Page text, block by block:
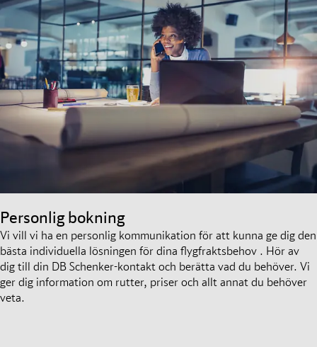
Personlig bokning
Vi vill vi ha en personlig kommunikation för att kunna ge dig den
bästa individuella lösningen för dina flygfraktsbehov . Hör av
dig till din DB Schenker-kontakt och berätta vad du behöver. Vi
ger dig information om rutter, priser och allt annat du behöver
veta.